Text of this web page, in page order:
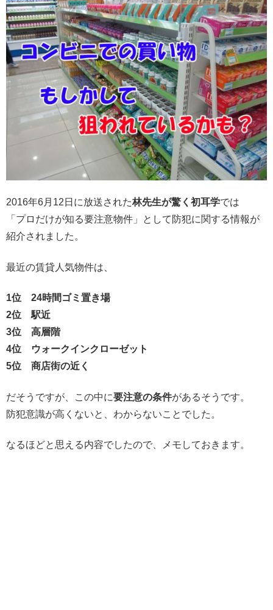
2016年6月12日に放送された林先生が驚く初耳学では
「 プロだけが知る要注意物件 」として防犯に関する情報が
紹介されました。
最近の賃貸人気物件は、
1位 24時間ゴミ置き場
2位 駅近
3位 高層階
4位 ウォークインクローゼット
5位 商店街の近く
だそうですが、この中に要注意の条件があるそうです。
防犯意識が高くないと、わからないことでした。
なるほどと思える内容でしたので、メモしておきます。